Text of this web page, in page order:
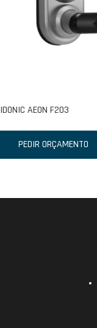
IDONIC AEON F203
PEDIR ORÇAMENTO